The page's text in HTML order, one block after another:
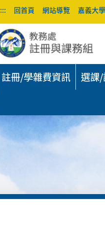
::: 回首頁 網站導覽 嘉義大
註冊/學雜費資訊 選課